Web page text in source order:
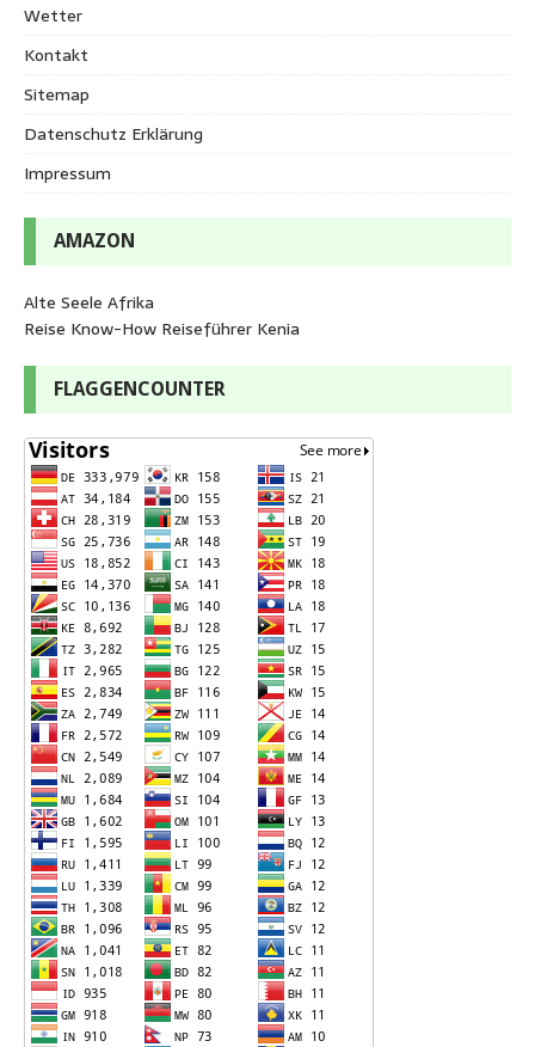
Wetter
Kontakt
Sitemap
Datenschutz Erklärung
Impressum
AMAZON
Alte Seele Afrika
Reise Know-How Reiseführer Kenia
FLAGGENCOUNTER